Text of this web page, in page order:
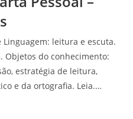
Linguagem: leitura e escuta.
Objetos do conhecimento:
estratégia de leitura,
e da ortografia. Leia.…